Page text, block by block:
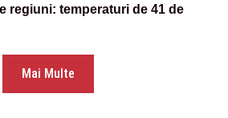
regiuni: temperaturi de 41 de
Mai Multe